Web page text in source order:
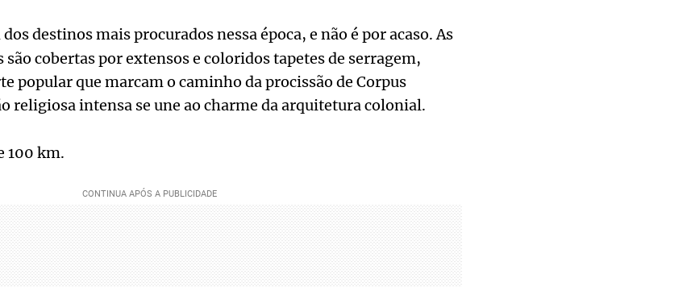
destinos mais procurados nessa época, e não é por acaso. As
são cobertas por extensos e coloridos tapetes de serragem,
popular que marcam o caminho da procissão de Corpus
religiosa intensa se une ao charme da arquitetura colonial.
100 km.